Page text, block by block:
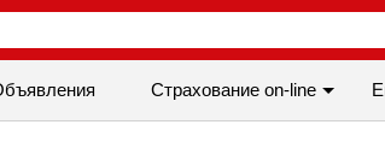
Cтрахование on-line